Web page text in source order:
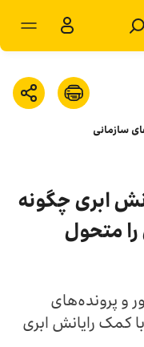
مشترکان سازمانی
سازمانی
ابری چگونه
متحول
و پرونده‌های
کمک رایانش ابری